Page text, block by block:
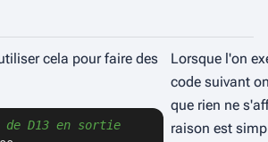
cela pour faire des
D13 en sortie
Lorsque l'on
code suivant
que rien ne
raison est